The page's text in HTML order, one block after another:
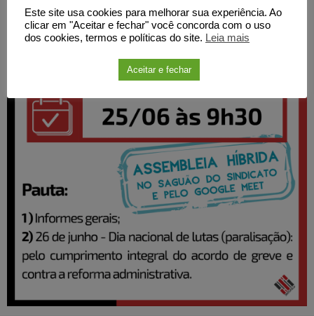
Este site usa cookies para melhorar sua experiência. Ao
clicar em "Aceitar e fechar" você concorda com o uso
dos cookies, termos e políticas do site. Leia mais
Aceitar e fechar